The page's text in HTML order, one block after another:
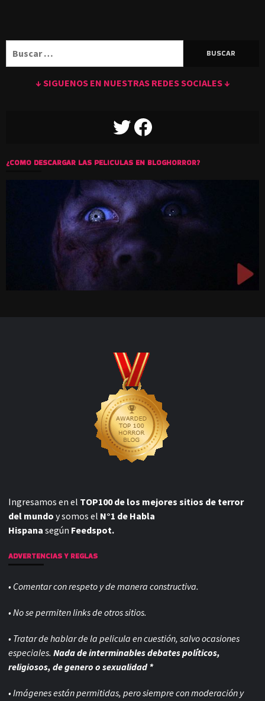
↓ SIGUENOS EN NUESTRAS REDES SOCIALES ↓
TWITTERFACEBOOK
¿COMO DESCARGAR LAS PELICULAS EN BLOGHORROR?
Ingresamos en el TOP100 de los mejores sitios de terror
del mundo y somos el N°1 de Habla
Hispana según Feedspot.
ADVERTENCIAS Y REGLAS
• Comentar con respeto y de manera constructiva.
• No se permiten links de otros sitios.
• Tratar de hablar de la pelicula en cuestión, salvo ocasiones
especiales. Nada de interminables debates políticos,
religiosos, de genero o sexualidad *
• Imágenes están permitidas, pero siempre conmoderación y